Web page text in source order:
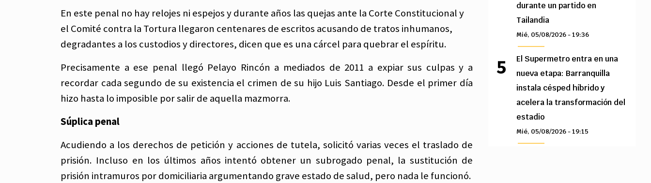
En este penal no hay relojes ni espejos y durante años las quejas ante la Corte Constitucional y
el Comité contra la Tortura llegaron centenares de escritos acusando de tratos inhumanos,
degradantes a los custodios y directores, dicen que es una cárcel para quebrar el espíritu.
Precisamente a ese penal llegó Pelayo Rincón a mediados de 2011 a expiar sus culpas y a
recordar cada segundo de su existencia el crimen de su hijo Luis Santiago. Desde el primer día
hizo hasta lo imposible por salir de aquella mazmorra.
Súplica penal
Acudiendo a los derechos de petición y acciones de tutela, solicitó varias veces el traslado de
prisión. Incluso en los últimos años intentó obtener un subrogado penal, la sustitución de
prisión intramuros por domiciliaria argumentando grave estado de salud, pero nada le funcionó.
durante un partido en
Tailandia
Mié, 05/08/2026 - 19:36
El Supermetro entra en una
nueva etapa: Barranquilla
instala césped híbrido y
acelera la transformación del
estadio
Mié, 05/08/2026 - 19:15